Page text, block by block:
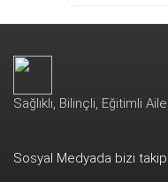
Sağlıklı, Bilinçli, Eğitimli
Sosyal Medyada bizi